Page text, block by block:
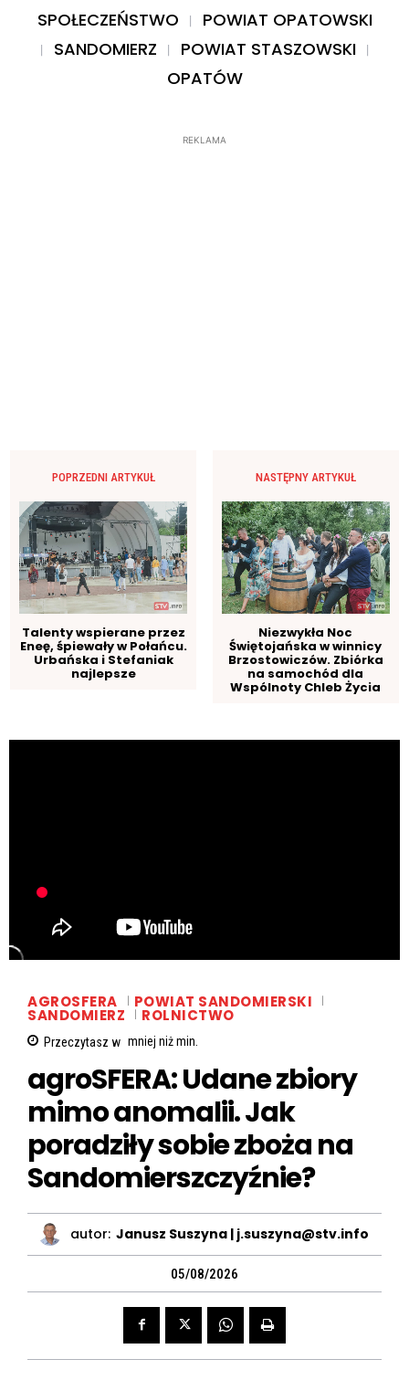
SPOŁECZEŃSTWO
POWIAT OPATOWSKI
SANDOMIERZ
POWIAT STASZOWSKI
OPATÓW
REKLAMA
POPRZEDNI ARTYKUŁ
Talenty wspierane przez
Eneę, śpiewały w Połańcu.
Urbańska i Stefaniak
najlepsze
NASTĘPNY ARTYKUŁ
Niezwykła Noc
Świętojańska w winnicy
Brzostowiczów. Zbiórka
na samochód dla
Wspólnoty Chleb Życia